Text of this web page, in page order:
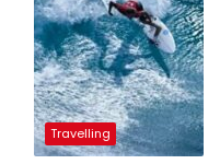
Travelling